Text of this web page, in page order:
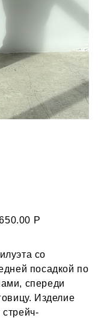
Р
со
посадкой по
спереди
Изделие